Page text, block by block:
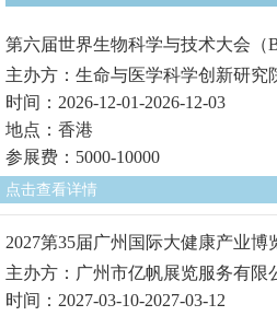
第六届世界生物科学与技术大会（
主办方：生命与医学科学创新研究
时间：2026-12-01-2026-12-03
地点：香港
参展费：5000-10000
点击查看详情
2027第35届广州国际大健康产业博
主办方：广州市亿帆展览服务有限
时间：2027-03-10-2027-03-12